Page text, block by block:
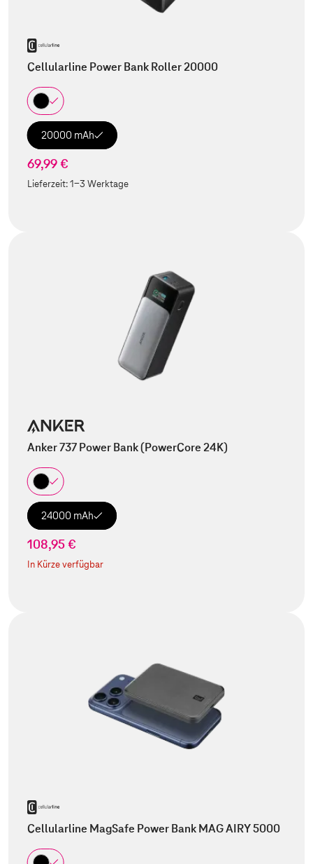
Cellularline Power Bank Roller 20000
20000 mAh
69,99 €
Lieferzeit:1-3 Werktage
Anker 737 Power Bank (PowerCore 24K)
24000 mAh
108,95 €
In Kürze verfügbar
Cellularline MagSafe Power Bank MAG AIRY 5000